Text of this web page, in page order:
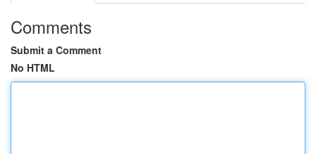
Comments
Submit a Comment
No HTML